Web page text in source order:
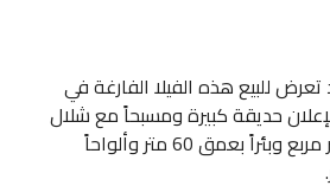
للبيع هذه الفيلا الفارغة في
حديقة كبيرة ومسبحاً مع شلال
وتراساً بمساحة 60 متر مربع وبئراً بعمق 60 متر وألواحاً